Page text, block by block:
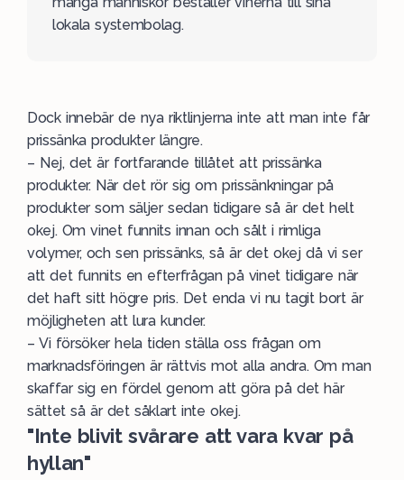
lokala systembolag.
Dock innebär de nya riktlinjerna inte att man inte får
prissänka produkter längre.
– Nej, det är fortfarande tillåtet att prissänka
produkter. När det rör sig om prissänkningar på
produkter som säljer sedan tidigare så är det helt
okej. Om vinet funnits innan och sålt i rimliga
volymer, och sen prissänks, så är det okej då vi ser
att det funnits en efterfrågan på vinet tidigare när
det haft sitt högre pris. Det enda vi nu tagit bort är
möjligheten att lura kunder.
– Vi försöker hela tiden ställa oss frågan om
marknadsföringen är rättvis mot alla andra. Om man
skaffar sig en fördel genom att göra på det här
sättet så är det såklart inte okej.
"Inte blivit svårare att vara kvar på
hyllan"